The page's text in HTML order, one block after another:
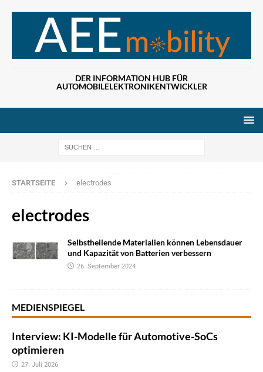
DER INFORMATION HUB FÜR
AUTOMOBILELEKTRONIKENTWICKLER
STARTSEITE electrodes
electrodes
Selbstheilende Materialien können Lebensdauer
und Kapazität von Batterien verbessern
26. September 2024
MEDIENSPIEGEL
Interview: KI-Modelle für Automotive-SoCs
optimieren
27. Juli 2026